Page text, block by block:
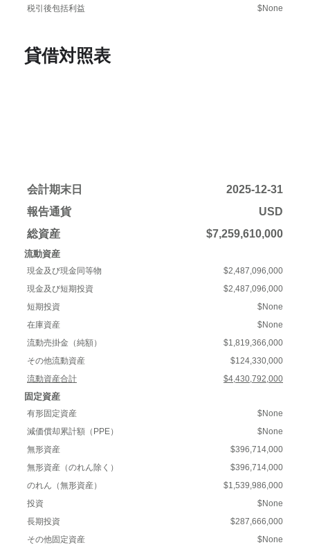
税引後包括利益
$None
貸借対照表
会計期末日
2025-12-31
報告通貨
USD
総資産
$7,259,610,000
流動資産
現金及び現金同等物
$2,487,096,000
現金及び短期投資
$2,487,096,000
短期投資
$None
在庫資産
$None
流動売掛金（純額）
$1,819,366,000
その他流動資産
$124,330,000
流動資産合計
$4,430,792,000
固定資産
有形固定資産
$None
減価償却累計額（PPE）
$None
無形資産
$396,714,000
無形資産（のれん除く）
$396,714,000
のれん（無形資産）
$1,539,986,000
投資
$None
長期投資
$287,666,000
その他固定資産
$None